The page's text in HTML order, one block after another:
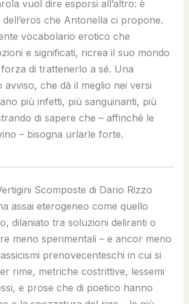
vuol dire esporsi all’altro: è
che Antonella ci propone.
vocabolario erotico che
e significati, ricrea il suo mondo
di trattenerlo a sé. Una
avviso, che dà il meglio nei versi
più infetti, più sanguinanti, più
di sapere che – affinché le
– bisogna urlarle forte.
Scomposte di Dario Rizzo
assai eterogeneo come quello
dilaniato tra soluzioni deliranti o
meno sperimentali – e ancor meno
prenovecenteschi in cui si
rime, metriche costrittive, lessemi
e prose che di poetico hanno